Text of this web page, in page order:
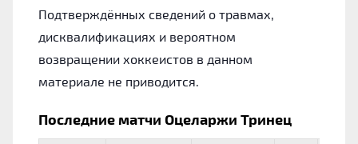
Подтверждённых сведений о травмах,
дисквалификациях и вероятном
возвращении хоккеистов в данном
материале не приводится.
Последние матчи Оцеларжи Тринец